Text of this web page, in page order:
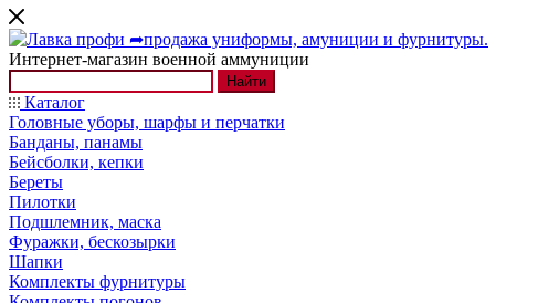
Интернет-магазин военной аммуниции
Найти
Каталог
Головные уборы, шарфы и перчатки
Банданы, панамы
Бейсболки, кепки
Береты
Пилотки
Подшлемник, маска
Фуражки, бескозырки
Шапки
Комплекты фурнитуры